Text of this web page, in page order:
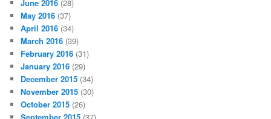
June 2016 (28)
May 2016 (37)
April 2016 (34)
March 2016 (39)
February 2016 (31)
January 2016 (29)
December 2015 (34)
November 2015 (30)
October 2015 (26)